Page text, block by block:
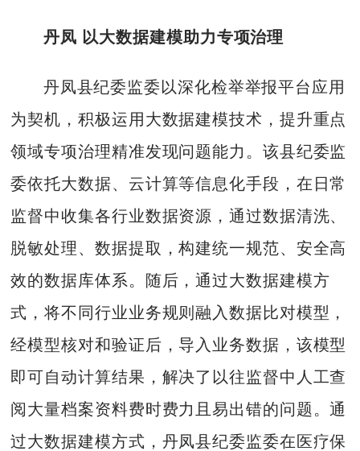
丹凤 以大数据建模助力专项治理
丹凤县纪委监委以深化检举举报平台应用
为契机，积极运用大数据建模技术，提升重点
领域专项治理精准发现问题能力。该县纪委监
委依托大数据、云计算等信息化手段，在日常
监督中收集各行业数据资源，通过数据清洗、
脱敏处理、数据提取，构建统一规范、安全高
效的数据库体系。随后，通过大数据建模方
式，将不同行业业务规则融入数据比对模型，
经模型核对和验证后，导入业务数据，该模型
即可自动计算结果，解决了以往监督中人工查
阅大量档案资料费时费力且易出错的问题。通
过大数据建模方式，丹凤县纪委监委在医疗保